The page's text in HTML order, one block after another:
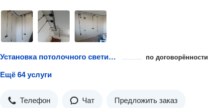
Установка потолочного светильника на планку по договорённости
Ещё 64 услуги
Телефон Чат Предложить заказ